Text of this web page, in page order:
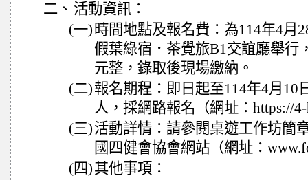
二、 活動資訊：
(一) 時間地點及報名費：為114年4月
假葉綠宿．茶覺旅B1交誼廳舉行
元整，錄取後現場繳納。
(二)報名期程：即日起至114年4月10
人，採網路報名（網址：https://4-
(三)活動詳情：請參閱桌遊工作坊簡
國四健會協會網站（網址：
(四)其他事項：